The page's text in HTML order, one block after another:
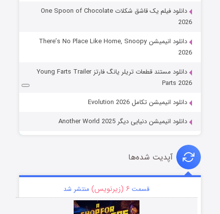
دانلود فیلم یک قاشق شکلات One Spoon of Chocolate
2026
دانلود انیمیشن There’s No Place Like Home, Snoopy
2026
دانلود مستند قطعات تریلر یانگ فارتز Young Farts Trailer
Parts 2026
دانلود انیمیشن تکامل Evolution 2026
دانلود انیمیشن دنیایی دیگر Another World 2025
آپدیت شده‌ها
قسمت ۶ (زیرنویس) منتشر شد